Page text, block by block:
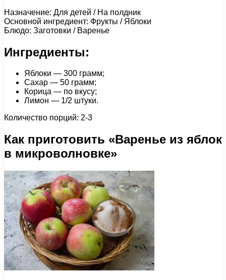
Назначение: Для детей / На полдник
Основной ингредиент: Фрукты / Яблоки
Блюдо: Заготовки / Варенье
Ингредиенты:
Яблоки — 300 грамм;
Сахар — 50 грамм;
Корица — по вкусу;
Лимон — 1/2 штуки.
Количество порций: 2-3
Как приготовить «Варенье из яблок
в микроволновке»